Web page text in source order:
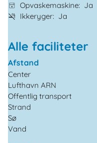
Opvaskemaskine
Ja
Ikkeryger
Ja
Alle faciliteter
Afstand
Center
Lufthavn ARN
Offentlig transport
Strand
Sø
Vand